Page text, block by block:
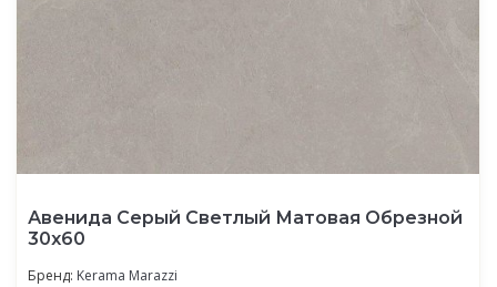
Авенида Серый Светлый Матовая Обрезной
30х60
Бренд: Kerama Marazzi